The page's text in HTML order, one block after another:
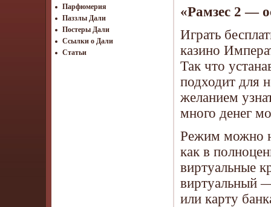
Парфюмерия
Паззлы Дали
Постеры Дали
Ссылки о Дали
Статьи
«Рамзес 2 —
Играть
казино
Так что
подходит для
желанием
много денег
Режим можно
как в
виртуальные
виртуальный
или карту